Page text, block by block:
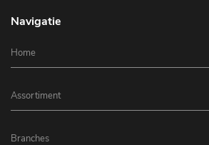
Navigatie
Home
Assortiment
Branches